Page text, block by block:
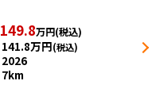
149.8万円(税込)
141.8万円(税込)
2026
7km